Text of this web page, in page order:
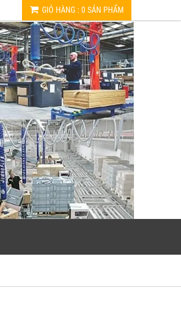
GIỎ HÀNG : 0 SẢN PHẨM